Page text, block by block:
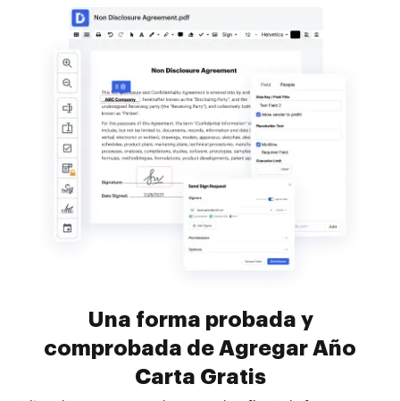
Una forma probada y
comprobada de Agregar Año
Carta Gratis